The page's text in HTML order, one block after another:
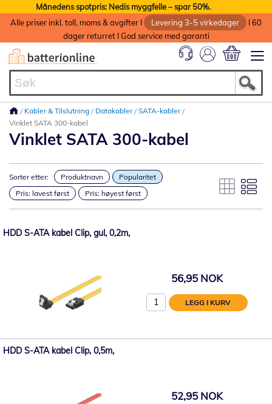
Månedens spotpris: Nedis myggfelle – spar 50%.
Alle priser inkl. toll, moms & avgifter I
Levering 3-5 virkedager
I 60
dager returret I God service med garanti
Kabler & Tilslutning Datakabler SATA-kabler
Vinklet SATA 300-kabel
Vinklet SATA 300-kabel
Sorter etter: Produktnavn
Popularitet
Pris: lavest først
Pris: høyest først
HDD S-ATA kabel Clip, gul, 0,2m,
56,95 NOK
LEGG I KURV
HDD S-ATA kabel Clip, 0,5m,
52,95 NOK